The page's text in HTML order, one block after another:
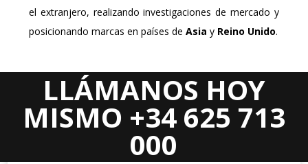
el extranjero, realizando investigaciones de mercado y
posicionando marcas en países deAsia y Reino Unido.
Areas Jurídicas
DERECHO CIVIL
LLÁMANOS HOY
MISMO +34 625 713
000